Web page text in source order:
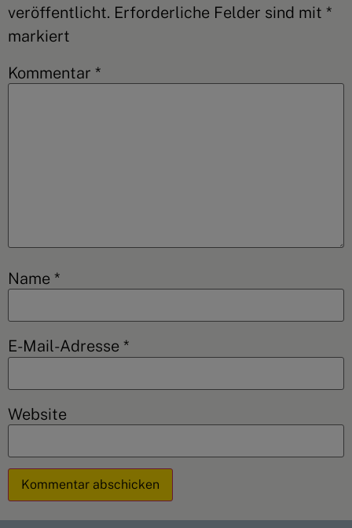
veröffentlicht. Erforderliche Felder sind mit *
markiert
Kommentar *
Name *
E-Mail-Adresse *
Website